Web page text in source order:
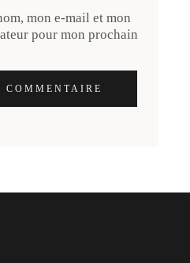
mon e-mail et mon
pour mon prochain